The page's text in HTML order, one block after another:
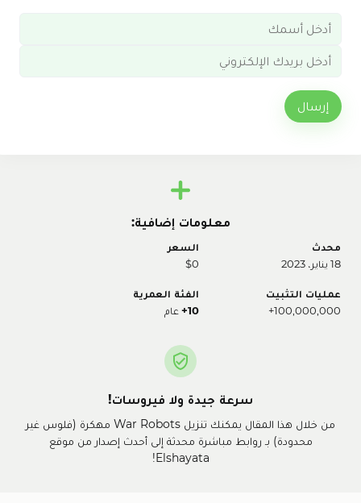
إرسال
معلومات إضافية:
محدث
18 يناير، 2023
السعر
$0
عمليات التثبيت
100,000,000+
الفئة العمرية
10+
عام
سرعة جيدة ولا فيروسات!
من خلال هذا المقال يمكنك تنزيل War Robots مهكرة (فلوس غير
محدودة) بـ روابط مباشرة محدثة إلى أحدث إصدار من موقع
Elshayata!